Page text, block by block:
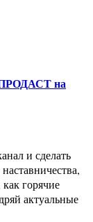
ПРОДАСТ на
горячие
актуальные